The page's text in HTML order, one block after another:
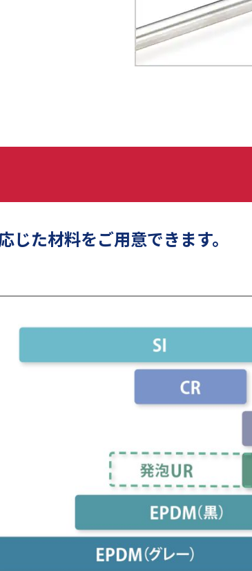
た材料をご用意できます。